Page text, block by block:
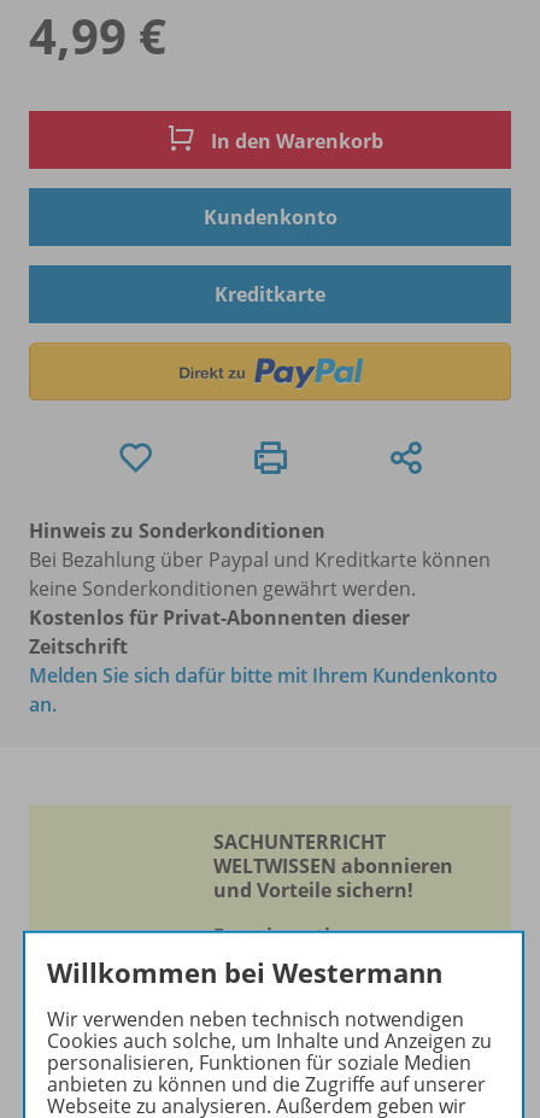
4,99 €
In den Warenkorb
Kundenkonto
Kreditkarte
Hinweis zu Sonderkonditionen
Bei Bezahlung über Paypal und Kreditkarte können
keine Sonderkonditionen gewährt werden.
Kostenlos für Privat-Abonnenten dieser
Zeitschrift
Melden Sie sich dafür bitte mit Ihrem Kundenkonto
an.
SACHUNTERRICHT
WELTWISSEN abonnieren
und Vorteile sichern!
Experimentieren -
Entdecken - Lernen
Die Zeitschrift erscheint als
Print- und als digitale Version.
Beiträge und Materialien
können im Online-Archiv von
Willkommen bei Westermann
Wir verwenden neben technisch notwendigen
Cookies auch solche, um Inhalte und Anzeigen zu
personalisieren, Funktionen für soziale Medien
anbieten zu können und die Zugriffe auf unserer
Webseite zu analysieren. Außerdem geben wir